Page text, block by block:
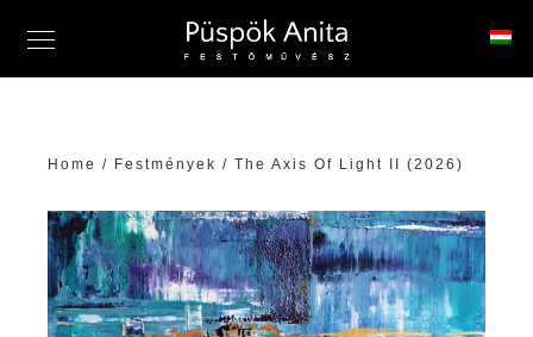
Home / Festmények / The Axis Of Light II (2026)